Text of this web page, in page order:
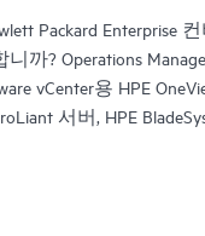
Packard Enterprise
까? Operations
vCenter용 HPE
서버, HPE
. 가상화된 Hewlett